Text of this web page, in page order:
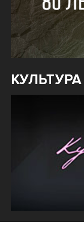
КУЛЬТУРА